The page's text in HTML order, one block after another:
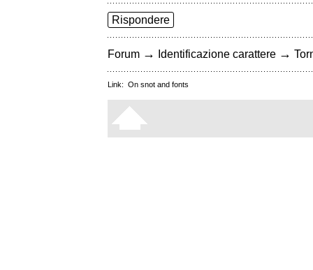
Rispondere
Forum → Identificazione carattere →
Link: On snot and fonts